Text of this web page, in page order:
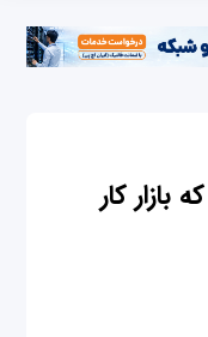
بازار کار